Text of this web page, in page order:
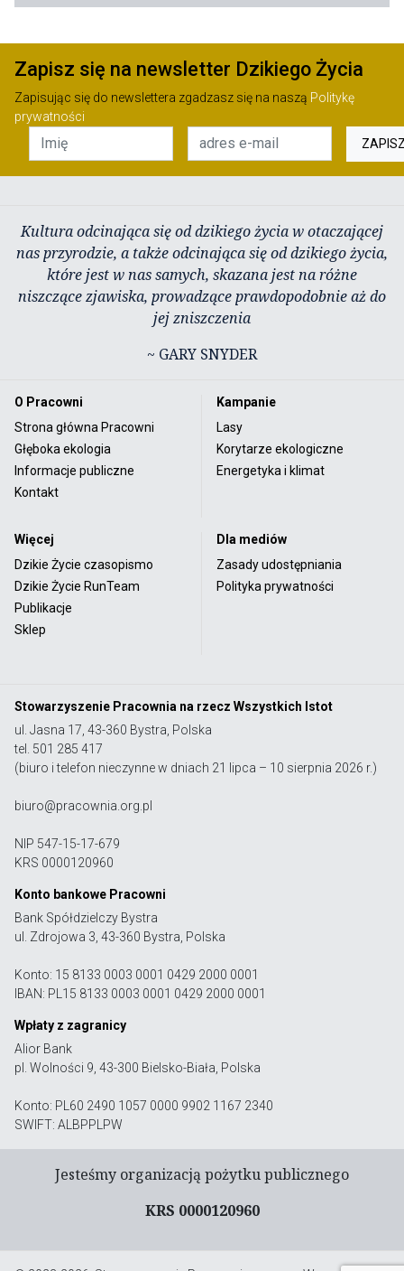
Zapisz się na newsletter Dzikiego Życia
Zapisując się do newslettera zgadzasz się na naszą Politykę
prywatności
Kultura odcinająca się od dzikiego życia w otaczającej
nas przyrodzie, a także odcinająca się od dzikiego życia,
które jest w nas samych, skazana jest na różne
niszczące zjawiska, prowadzące prawdopodobnie aż do
jej zniszczenia
~ GARY SNYDER
O Pracowni
Strona główna Pracowni
Głęboka ekologia
Informacje publiczne
Kontakt
Kampanie
Lasy
Korytarze ekologiczne
Energetyka i klimat
Więcej
Dzikie Życie czasopismo
Dzikie Życie RunTeam
Publikacje
Sklep
Dla mediów
Zasady udostępniania
Polityka prywatności
Stowarzyszenie Pracownia na rzecz Wszystkich Istot
ul. Jasna 17, 43-360 Bystra, Polska
tel. 501 285 417
(biuro i telefon nieczynne w dniach 21 lipca – 10 sierpnia 2026 r.)
biuro@pracownia.org.pl
NIP 547-15-17-679
KRS 0000120960
Konto bankowe Pracowni
Bank Spółdzielczy Bystra
ul. Zdrojowa 3, 43-360 Bystra, Polska
Konto: 15 8133 0003 0001 0429 2000 0001
IBAN: PL15 8133 0003 0001 0429 2000 0001
Wpłaty z zagranicy
Alior Bank
pl. Wolności 9, 43-300 Bielsko-Biała, Polska
Konto: PL60 2490 1057 0000 9902 1167 2340
SWIFT: ALBPPLPW
Jesteśmy organizacją pożytku publicznego
KRS 0000120960